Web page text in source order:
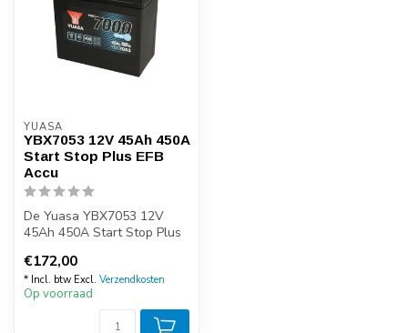
YUASA
YBX7053 12V 45Ah 450A
Start Stop Plus EFB
Accu
De Yuasa YBX7053 12V
45Ah 450A Start Stop Plus
voor h...
€172,00
* Incl. btw Excl. Verzendkosten
Op voorraad